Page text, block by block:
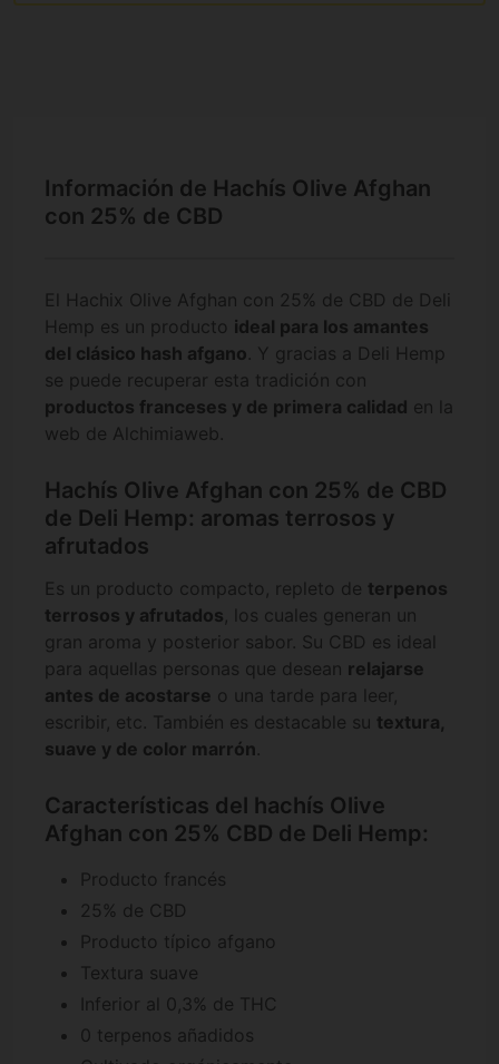
Información de Hachís Olive Afghan
con 25% de CBD
El Hachix Olive Afghan con 25% de CBD de Deli
Hemp es un producto ideal para los amantes
del clásico hash afgano. Y gracias a Deli Hemp
se puede recuperar esta tradición con
productos franceses y de primera calidad en la
web de Alchimiaweb.
Hachís Olive Afghan con 25% de CBD
de Deli Hemp: aromas terrosos y
afrutados
Es un producto compacto, repleto de terpenos
terrosos y afrutados, los cuales generan un
gran aroma y posterior sabor. Su CBD es ideal
para aquellas personas que desean relajarse
antes de acostarse o una tarde para leer,
escribir, etc. También es destacable su textura,
suave y de color marrón.
Características del hachís Olive
Afghan con 25% CBD de Deli Hemp:
Producto francés
25% de CBD
Producto típico afgano
Textura suave
Inferior al 0,3% de THC
0 terpenos añadidos